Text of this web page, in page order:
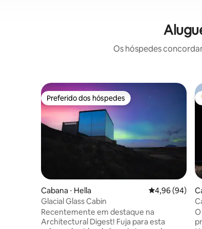
Os hóspedes
Preferido dos hóspedes
Preferido dos hóspedes
Cabana ⋅ Hella 4,96 de uma
4,96 (94)
Glacial Glass Cabin
Recentemente em destaque na
Architectural Digest! Fuja para esta